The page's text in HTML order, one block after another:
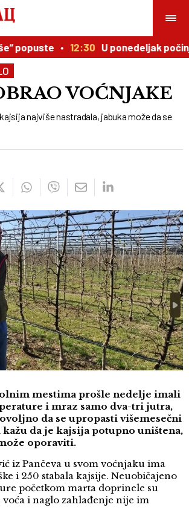
popuste 12:30 U ponedeljak počinju
VOĆNJAKE
najviše nastradala, jabuka može da se
mestima prošle nedelje imali
i mraz samo dva-tri jutra,
da se upropasti višemesečni
kažu da je kajsija potupno uništena,
oporaviti.
iz Pančeva u svom voćnjaku ima
i 250 stabala kajsije. Neuobičajeno
početkom marta doprinele su
i naglo zahlađenje nije im